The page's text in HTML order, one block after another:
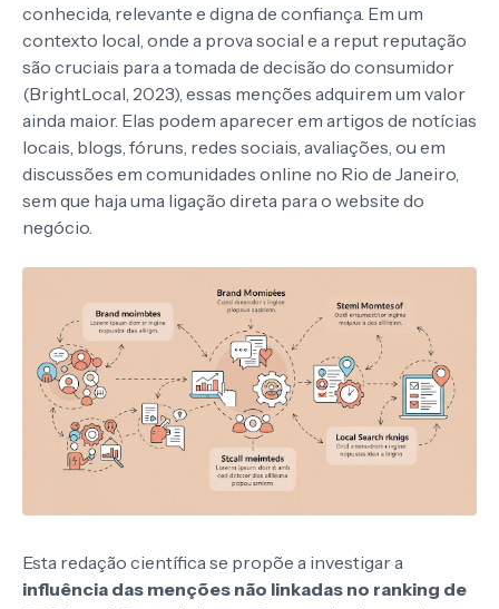
conhecida, relevante e digna de confiança. Em um
contexto local, onde a prova social e a reput reputação
são cruciais para a tomada de decisão do consumidor
(BrightLocal, 2023), essas menções adquirem um valor
ainda maior. Elas podem aparecer em artigos de notícias
locais, blogs, fóruns, redes sociais, avaliações, ou em
discussões em comunidades online no Rio de Janeiro,
sem que haja uma ligação direta para o website do
negócio.
Esta redação científica se propõe a investigar a
influência das menções não linkadas no ranking de